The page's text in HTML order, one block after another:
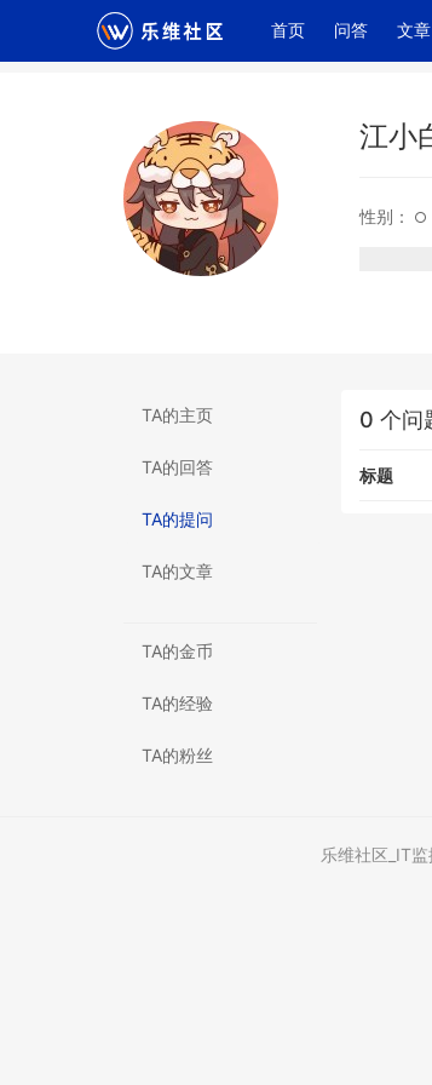
首页(current)
问答 文章
江小
性别：
TA的主页
TA的回答
TA的提问
TA的文章
TA的金币
TA的经验
TA的粉丝
0 个问
标题
乐维社区_IT